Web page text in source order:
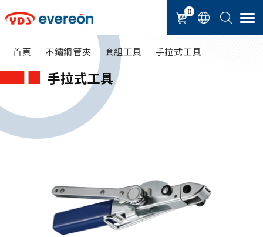
0
首頁 不鏽鋼管夾 套組工具 手拉式工具
手拉式工具